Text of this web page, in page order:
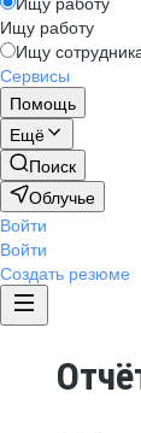
Ищу работу
Ищу
Сервисы
Помощь
Ещё
Поиск
Облучье
Войти
Войти
Создать резюме